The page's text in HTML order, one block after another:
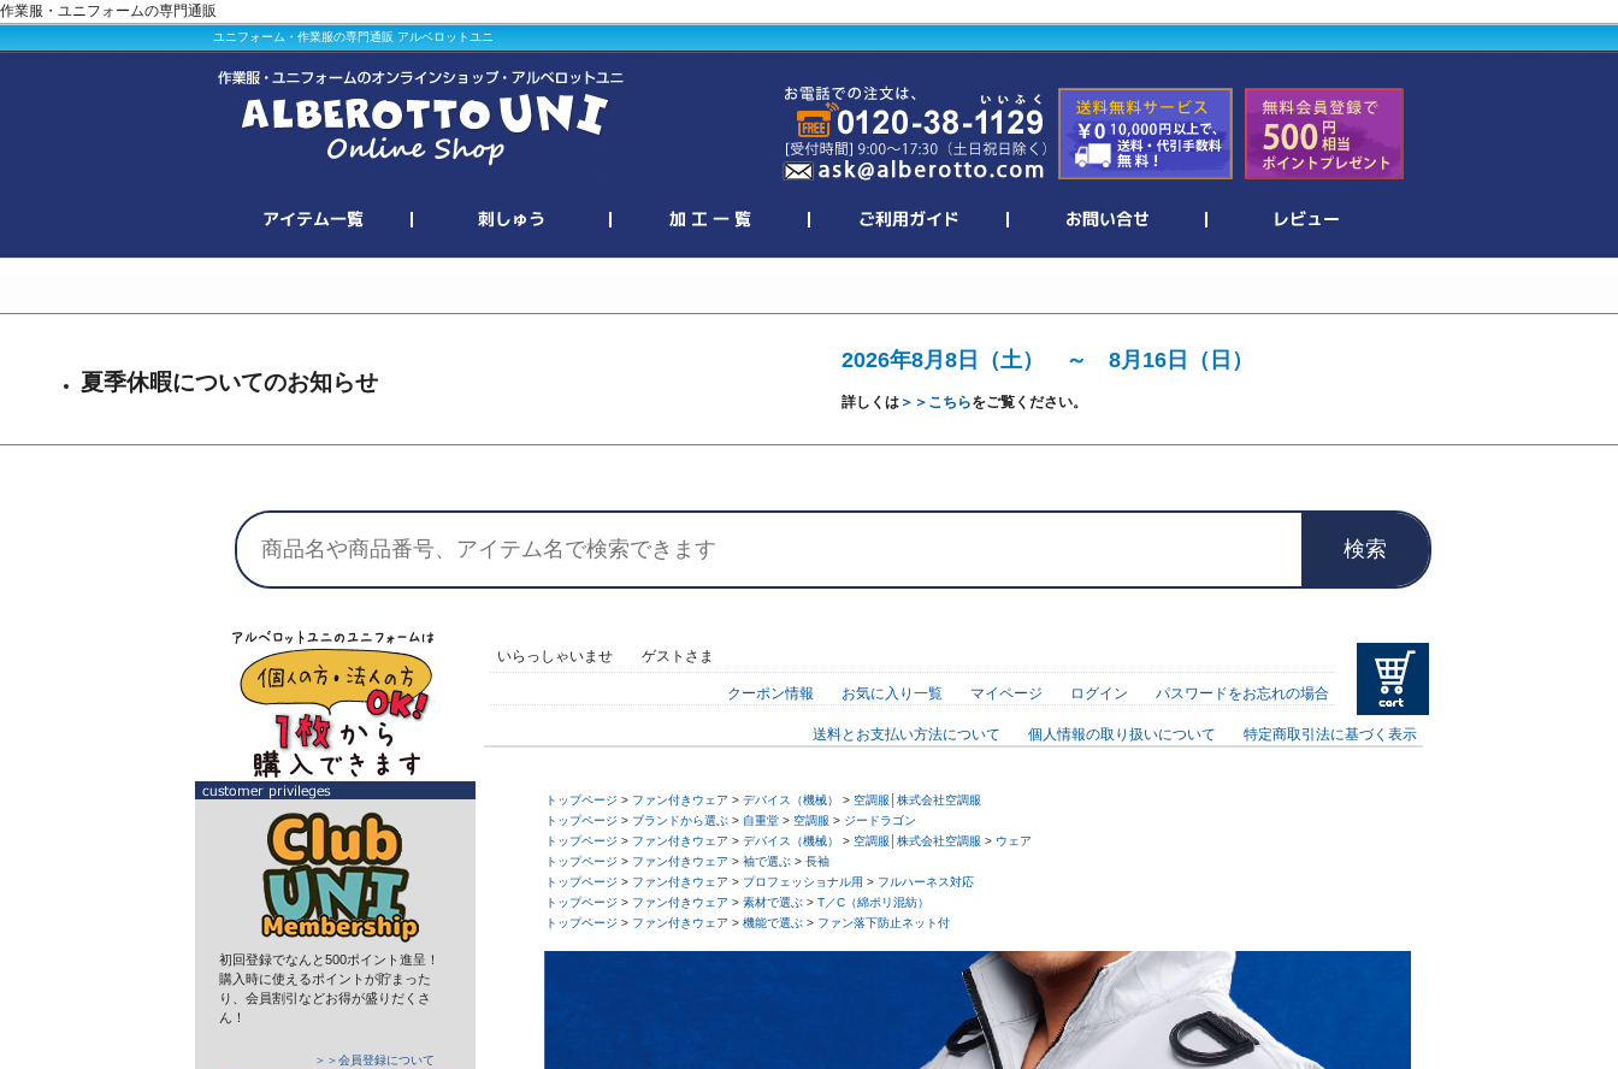
作業服・ユニフォームの専門通販
ユニフォーム・作業服の専門通販 アルベロットユニ
夏季休暇についてのお知らせ
2026年8月8日（土） ～ 8月16日（日）
詳しくは＞＞こちらをご覧ください。
検索
初回登録でなんと500ポイント進呈！
購入時に使えるポイントが貯まった
り、会員割引などお得が盛りだくさ
ん！
＞＞会員登録について
いらっしゃいませ ゲストさま
クーポン情報 お気に入り一覧 マイページ ログイン パスワードをお忘れの場合
送料とお支払い方法について 個人情報の取り扱いについて 特定商取引法に基づく表示
トップページ > ファン付きウェア > デバイス（機械） > 空調服│株式会社空調服
トップページ > ブランドから選ぶ > 自重堂 > 空調服 > ジードラゴン
トップページ > ファン付きウェア > デバイス（機械） > 空調服│株式会社空調服 > ウェア
トップページ > ファン付きウェア > 袖で選ぶ > 長袖
トップページ > ファン付きウェア > プロフェッショナル用 > フルハーネス対応
トップページ > ファン付きウェア > 素材で選ぶ > T／C（綿ポリ混紡）
トップページ > ファン付きウェア > 機能で選ぶ > ファン落下防止ネット付